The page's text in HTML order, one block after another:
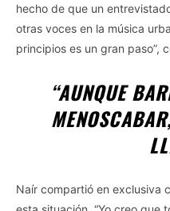
hecho de que un
otras voces en la música
principios es un gran paso”,
“AUNQUE
Naír compartió en exclusiva